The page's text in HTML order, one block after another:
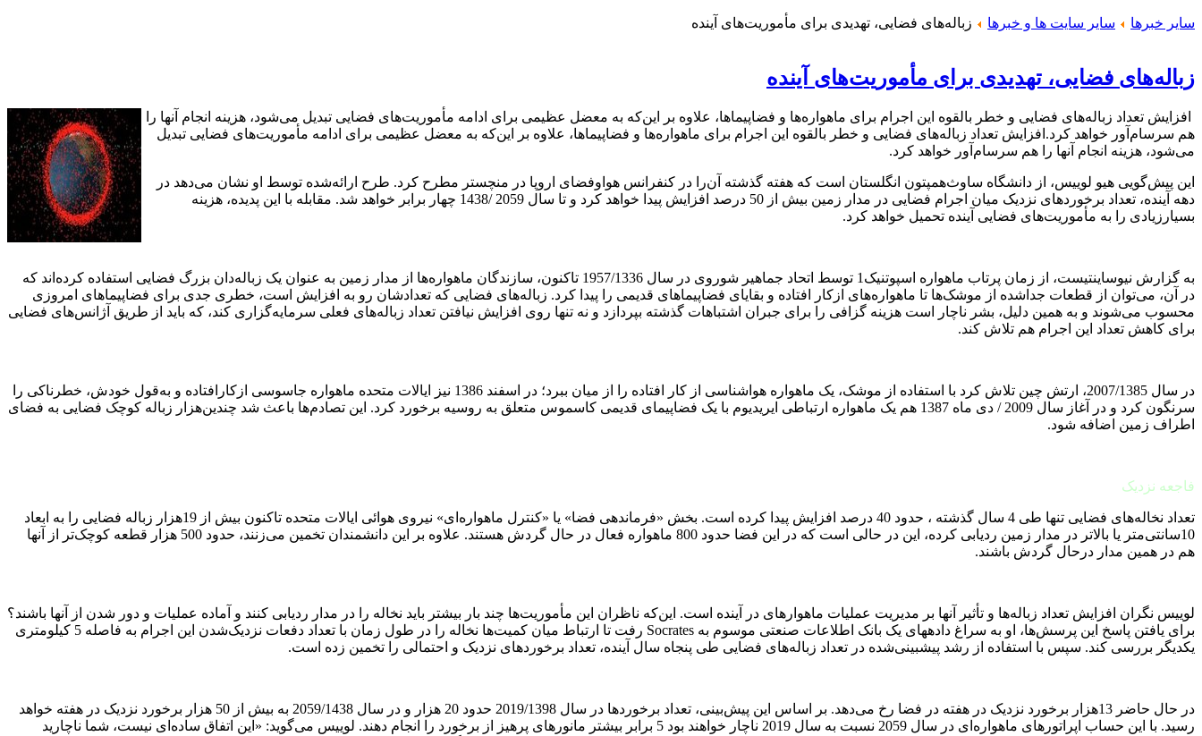
سایر خبرها سایر سایت ها و خبرها زباله‌های فضایی، تهدیدی برای مأموریت‌های آینده
زباله‌های فضایی، تهدیدی برای مأموریت‌های آینده
افزایش تعداد زباله‌های فضایی و خطر بالقوه این اجرام برای ماهواره‌ها و فضاپیماها، علاوه بر این‌که به معضل عظیمی برای ادامه مأموریت‌های فضایی تبدیل می‌شود، هزینه انجام آنها را
هم سرسام‌آور خواهد کرد.افزایش تعداد زباله‌های فضایی و خطر بالقوه این اجرام برای ماهواره‌ها و فضاپیماها، علاوه بر این‌که به معضل عظیمی برای ادامه مأموریت‌های فضایی تبدیل
می‌شود، هزینه انجام آنها را هم سرسام‌آور خواهد کرد.
این پیش‌گویی هیو لوییس، از دانشگاه ساوث‌همپتون انگلستان است که هفته گذشته آن‌را در کنفرانس هواوفضای اروپا در منچستر مطرح کرد. طرح ارائه‌شده توسط او نشان می‌دهد در
دهه آینده، تعداد برخوردهای نزدیک میان اجرام فضایی در مدار زمین بیش از 50 درصد افزایش پیدا خواهد کرد و تا سال 2059 /1438 چهار برابر خواهد شد. مقابله با این پدیده، هزینه
بسیار‌زیادی را به مأموریت‌های فضایی آینده تحمیل خواهد کرد.
به گزارش نیوساینتیست، از زمان پرتاب ماهواره اسپوتنیک1 توسط اتحاد جماهیر شوروى در سال 1957/1336 تاکنون، سازندگان ماهواره‌ها از مدار زمین به عنوان یک زباله‌دان بزرگ فضایی استفاده کرده‌اند که
در آن، می‌توان از قطعات جدا‌شده از موشک‌ها تا ماهواره‌های ازکار افتاده و بقایای فضاپیماهای قدیمی را پیدا کرد. زباله‌های فضایی که تعدادشان رو به افزایش است، خطری جدی برای فضاپیماهای امروزی
محسوب می‌شوند و به همین دلیل، بشر ناچار است هزینه گزافی را برای جبران اشتباهات گذشته بپردازد و نه تنها روی افزایش نیافتن تعداد زباله‌های فعلی سرمایه‌گزاری کند، که باید از طریق آژانس‌های فضایی
برای کاهش تعداد این اجرام هم تلاش کند.
در سال 2007/1385، ارتش چین تلاش کرد با استفاده از موشک، یک ماهواره هواشناسى از کار افتاده را از میان ببرد؛ در اسفند 1386 نیز ایالات متحده ماهواره جاسوسی ازکارافتاده و به‌قول خودش، خطرناکی را
سرنگون کرد و در آغاز سال 2009 / دی ماه 1387 هم یک ماهواره ارتباطى ایریدیوم با یک فضاپیمای قدیمی کاسموس متعلق به روسیه برخورد کرد. این تصادم‌ها باعث شد چندین‌هزار زباله کوچک فضایی به فضاى
اطراف زمین اضافه شود.
فاجعه نزدیک
تعداد نخاله‌های فضایى تنها طی 4 سال گذشته ، حدود 40 درصد افزایش پیدا کرده است. بخش «فرماندهی فضا» یا «کنترل ماهواره‌ای» نیروى هوائى ایالات متحده تاکنون بیش از 19هزار زباله فضایی را به ابعاد
10‌سانتی‌متر یا بالاتر در مدار زمین ردیابی کرده، این در حالی است که در این فضا حدود 800 ماهواره فعال در حال گردش هستند. علاوه بر این دانشمندان تخمین می‌زنند، حدود 500 هزار قطعه کوچک‌تر از آنها
هم در همین مدار درحال گردش باشند.
لوییس نگران افزایش تعداد زباله‌ها و تأثیر آنها بر مدیریت عملیات ماهوارهاى در آینده است. این‌که ناظران این مأموریت‌ها چند بار بیشتر باید نخاله را در مدار ردیابی کنند و آماده عملیات و دور شدن از آنها باشند؟
براى یافتن پاسخ این پرسش‌ها، او به سراغ دادههای یک بانک اطلاعات صنعتى موسوم به Socrates
رفت تا ارتباط میان کمیت‌ها نخاله را در طول زمان با تعداد دفعات نزدیک‌شدن این اجرام به فاصله 5 کیلومتری
یکدیگر بررسی کند. سپس با استفاده از رشد پیشبینی‌شده در تعداد زباله‌های فضایی طی پنجاه سال آینده، تعداد برخوردهای نزدیک و احتمالی را تخمین زده است.
در حال حاضر 13هزار برخورد نزدیک در هفته در فضا رخ می‌دهد. بر اساس این پیش‌بینی، تعداد برخوردها در سال 2019/1398 حدود 20 هزار و در سال 2059/1438 به بیش از 50 هزار برخورد نزدیک در هفته خواهد
رسید. با این حساب اپراتورهای ماهواره‌ای در سال 2059 نسبت به سال 2019 ناچار خواهند بود 5 برابر بیشتر مانورهای پرهیز از برخورد را انجام دهند. لوییس می‌گوید: «این اتفاق ساده‌ای نیست، شما ناچارید